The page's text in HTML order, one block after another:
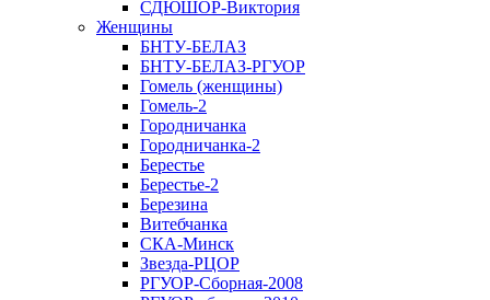
СДЮШОР-Виктория
Женщины
БНТУ-БЕЛАЗ
БНТУ-БЕЛАЗ-РГУОР
Гомель (женщины)
Гомель-2
Городничанка
Городничанка-2
Берестье
Берестье-2
Березина
Витебчанка
СКА-Минск
Звезда-РЦОР
РГУОР-Сборная-2008